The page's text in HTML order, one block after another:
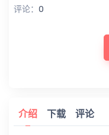
评论： 0
介绍 下载 评论